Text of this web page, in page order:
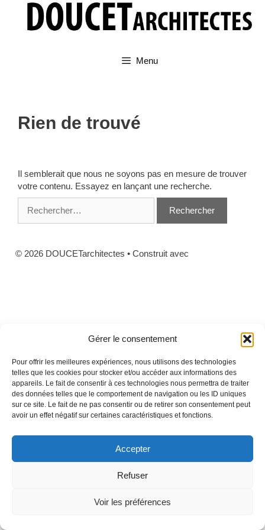
Gérer le consentement
Pour offrir les meilleures expériences, nous utilisons des technologies
telles que les cookies pour stocker et/ou accéder aux informations des
appareils. Le fait de consentir à ces technologies nous permettra de traiter
des données telles que le comportement de navigation ou les ID uniques
sur ce site. Le fait de ne pas consentir ou de retirer son consentement peut
avoir un effet négatif sur certaines caractéristiques et fonctions.
Accepter
Refuser
Voir les préférences
contenu
Menu
Rien de trouvé
Il semblerait que nous ne soyons pas en mesure de trouver
votre contenu. Essayez en lançant une recherche.
© 2026 DOUCETarchitectes • Construit avec